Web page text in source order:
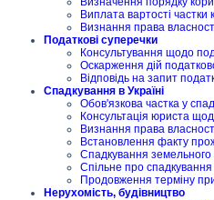
Виплата вартості частки
Визнання права
Податкові суперечки
Консультування щодо
Оскарження дій
Відповідь на запит
Спадкування в Україні
Обов'язкова частка у
Консультація юриста
Визнання права
Встановлення факту
Спадкування
Спільне про спадкування
Продовження терміну
Нерухомість, будівництво